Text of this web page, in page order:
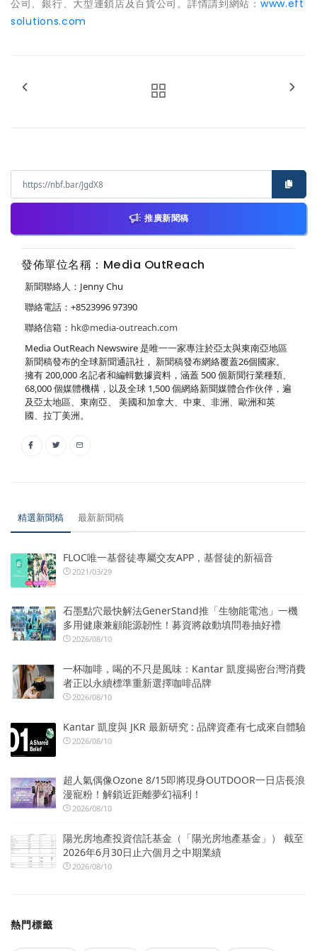
公司、銀行、大型連鎖店及百貨公司。詳情請到網站： www.eft
solutions.com
推廣新聞稿
發佈單位名稱：Media OutReach
新聞聯絡人：Jenny Chu
聯絡電話：+8523996 97390
聯絡信箱： hk@media-outreach.com
Media OutReach Newswire 是唯一一家專注於亞太與東南亞地區
新聞稿發布的全球新聞通訊社， 新聞稿發布網絡覆蓋26個國家。
擁有 200,000 名記者和編輯數據資料，涵蓋 500 個新聞行業種類、
68,000 個媒體機構，以及全球 1,500 個網絡新聞媒體合作伙伴，遍
及亞太地區、東南亞、 美國和加拿大、中東、非洲、歐洲和英
國、拉丁美洲。
精選新聞稿 最新新聞稿
FLOC唯一基督徒專屬交友APP，基督徒的新福音
2021/03/29
石墨點穴最快解法GenerStand推「生物能電池」一機
多用健康兼顧能源韌性！募資將啟動填問卷抽好禮
2026/08/10
一杯咖啡，喝的不只是風味：Kantar 凱度揭密台灣消費
者正以永續標準重新選擇咖啡品牌
2026/08/10
Kantar 凱度與 JKR 最新研究 : 品牌資產有七成來自體驗
2026/08/10
超人氣偶像Ozone 8/15即將現身OUTDOOR一日店長浪
漫寵粉！解鎖近距離夢幻福利！
2026/08/10
陽光房地產投資信託基金（「陽光房地產基金」） 截至
2026年6月30日止六個月之中期業績
2026/08/10
熱門標籤